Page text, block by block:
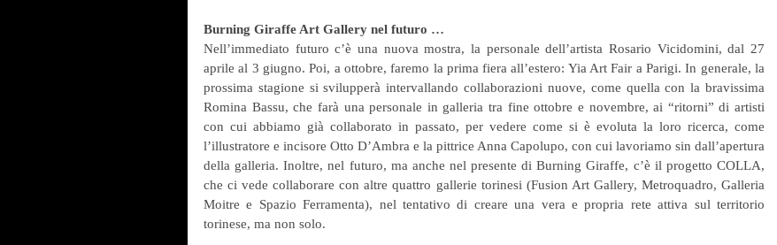
Burning Giraffe Art Gallery nel futuro …
Nell’immediato futuro c’è una nuova mostra, la personale dell’artista Rosario Vicidomini, dal 27
aprile al 3 giugno. Poi, a ottobre, faremo la prima fiera all’estero: Yia Art Fair a Parigi. In generale, la
prossima stagione si svilupperà intervallando collaborazioni nuove, come quella con la bravissima
Romina Bassu, che farà una personale in galleria tra fine ottobre e novembre, ai “ritorni” di artisti
con cui abbiamo già collaborato in passato, per vedere come si è evoluta la loro ricerca, come
l’illustratore e incisore Otto D’Ambra e la pittrice Anna Capolupo, con cui lavoriamo sin dall’apertura
della galleria. Inoltre, nel futuro, ma anche nel presente di Burning Giraffe, c’è il progetto COLLA,
che ci vede collaborare con altre quattro gallerie torinesi (Fusion Art Gallery, Metroquadro, Galleria
Moitre e Spazio Ferramenta), nel tentativo di creare una vera e propria rete attiva sul territorio
torinese, ma non solo.